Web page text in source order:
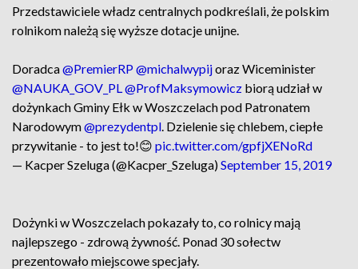
Przedstawiciele władz centralnych podkreślali, że polskim
rolnikom należą się wyższe dotacje unijne.
Doradca@PremierRP @michalwypijoraz Wiceminister
@NAUKA_GOV_PL@ProfMaksymowicz biorą udział w
dożynkach Gminy Ełk w Woszczelach pod Patronatem
Narodowym@prezydentpl. Dzielenie się chlebem, ciepłe
przywitanie - to jest to!😊 pic.twitter.com/gpfjXENoRd
— Kacper Szeluga (@Kacper_Szeluga)September 15, 2019
Dożynki w Woszczelach pokazały to, co rolnicy mają
najlepszego - zdrową żywność. Ponad 30 sołectw
prezentowało miejscowe specjały.